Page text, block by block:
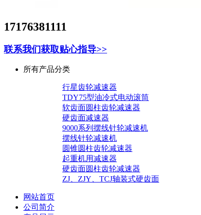
17176381111
联系我们获取贴心指导>>
所有产品分类
行星齿轮减速器
TDY75型油冷式电动滚筒
软齿面圆柱齿轮减速器
硬齿面减速器
9000系列摆线针轮减速机
摆线针轮减速机
圆锥圆柱齿轮减速器
起重机用减速器
硬齿面圆柱齿轮减速器
ZJ、ZJY、TCJ轴装式硬齿面
网站首页
公司简介